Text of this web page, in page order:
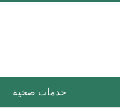
خدمات صحية